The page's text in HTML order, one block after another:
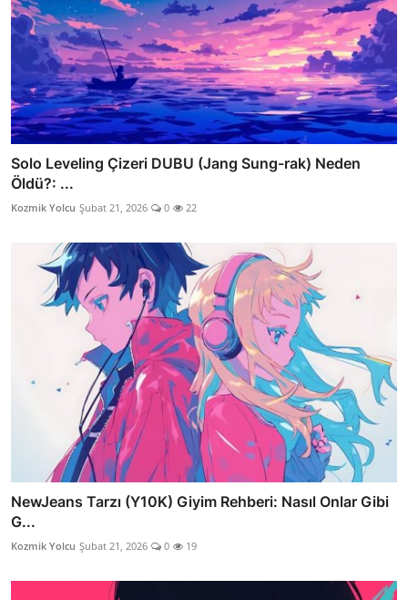
Solo Leveling Çizeri DUBU (Jang Sung-rak) Neden
Öldü?: ...
Kozmik Yolcu Şubat 21, 2026 0 22
NewJeans Tarzı (Y10K) Giyim Rehberi: Nasıl Onlar Gibi
G...
Kozmik Yolcu Şubat 21, 2026 0 19